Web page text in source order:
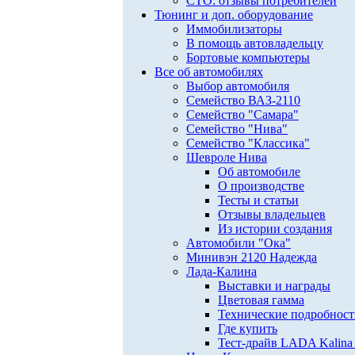
Тюнинг и доп. оборудование
Иммобилизаторы
В помощь автовладельцу
Бортовые компьютеры
Все об автомобилях
Выбор автомобиля
Семейство ВАЗ-2110
Семейство "Самара"
Семейство "Нива"
Семейство "Классика"
Шевроле Нива
Об автомобиле
О производстве
Тесты и статьи
Отзывы владельцев
Из истории создания
Автомобили "Ока"
Минивэн 2120 Надежда
Лада-Калина
Выставки и награды
Цветовая гамма
Технические
Где купить
Тест-драйв LADA Kalina